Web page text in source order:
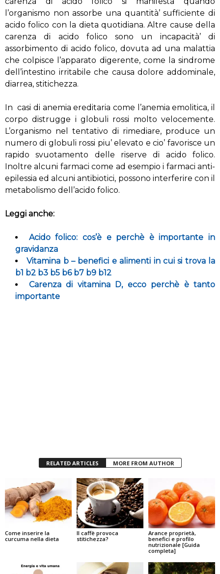
l’organismo non assorbe una quantità’ sufficiente di
acido folico con la dieta quotidiana. Altre cause della
carenza di acido folico sono un incapacità’ di
assorbimento di acido folico, dovuta ad una malattia
che colpisce l’apparato digerente, come la sindrome
dell’intestino irritabile che causa dolore addominale,
diarrea, stitichezza.
In casi di anemia ereditaria come l’anemia emolitica, il
corpo distrugge i globuli rossi molto velocemente.
L’organismo nel tentativo di rimediare, produce un
numero di globuli rossi piu’ elevato e cio’ favorisce un
rapido svuotamento delle riserve di acido folico.
Inoltre alcuni farmaci come ad esempio i farmaci anti-
epilessia ed alcuni antibiotici, possono interferire con il
metabolismo dell’acido folico.
Leggi anche:
Acido folico: cos’è e perchè è importante in
gravidanza
Vitamina b – benefici e alimenti in cui si trova la
b1 b2 b3 b5 b6 b7 b9 b12
Carenza di vitamina D, ecco perchè è tanto
importante
RELATED ARTICLES MORE FROM AUTHOR
Come inserire la
curcuma nella dieta
Il caffè provoca
stitichezza?
Arance proprietà,
benefici e profilo
nutrizionale [Guida
completa]